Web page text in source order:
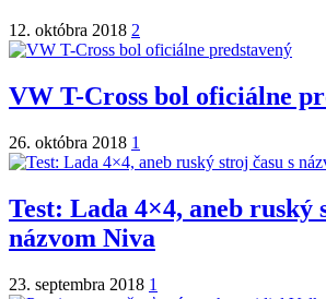
12. októbra 2018 2
VW T-Cross bol oficiálne
26. októbra 2018 1
Test: Lada 4×4, aneb ruský
názvom Niva
23. septembra 2018 1